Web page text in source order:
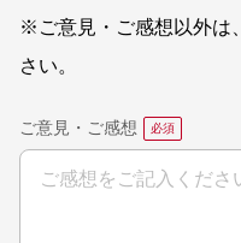
※ご意見・ご感想以外は、
さい。
ご意見・ご感想